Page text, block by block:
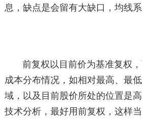
息，缺点是会留有大缺口，均线系
前复权以目前价为基准复权
成本分布情况，如相对最高、最
域，以及目前股价所处的位置是
技术分析，最好用前复权，这样